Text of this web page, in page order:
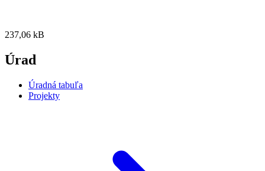
237,06 kB
Úrad
Úradná tabuľa
Projekty